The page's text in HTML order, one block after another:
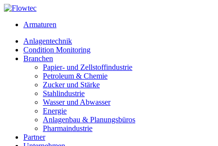
Skip
contentArmaturen
Anlagentechnik
Condition Monitoring
Branchen
Papier- und Zellstoffindustrie
Petroleum & Chemie
Zucker und Stärke
Stahlindustrie
Wasser und Abwasser
Energie
Anlagenbau & Planungsbüros
Pharmaindustrie
Partner